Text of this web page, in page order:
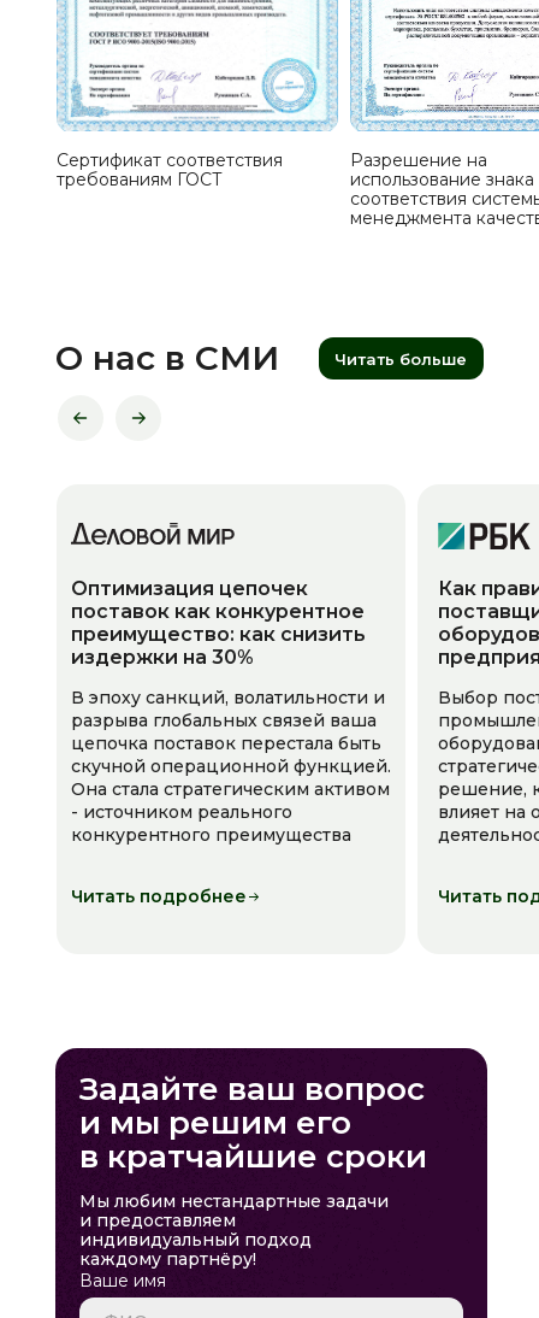
Сертификат соответствия
требованиям ГОСТ
Разрешение на
использование знака
соответствия
менеджмента
Читать больше
О нас в СМИ
Оптимизация цепочек
поставок как конкурентное
преимущество: как снизить
издержки на 30%
В эпоху санкций, волатильности и
разрыва глобальных связей ваша
цепочка поставок перестала быть
скучной операционной функцией.
Она стала стратегическим активом
- источником реального
конкурентного преимущества
Читать подробнее
Как
Выбор
решение,
влияет на
Читать
Задайте ваш вопрос
и мы решим его
в кратчайшие сроки
Мы любим нестандартные задачи
и предоставляем
индивидуальный подход
каждому партнёру!
Ваше имя